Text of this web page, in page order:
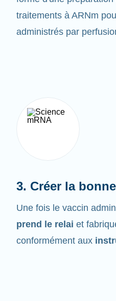
administrés par
Une fois le vaccin
prend le relaiet
conformément aux